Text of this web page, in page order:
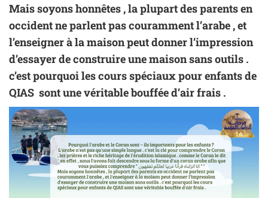
Mais soyons honnêtes , la plupart des parents en
occident ne parlent pas couramment l’arabe , et
l’enseigner à la maison peut donner l’impression
d’essayer de construire une maison sans outils .
c’est pourquoi les cours spéciaux pour enfants de
QIAS sont une véritable bouffée d’air frais .